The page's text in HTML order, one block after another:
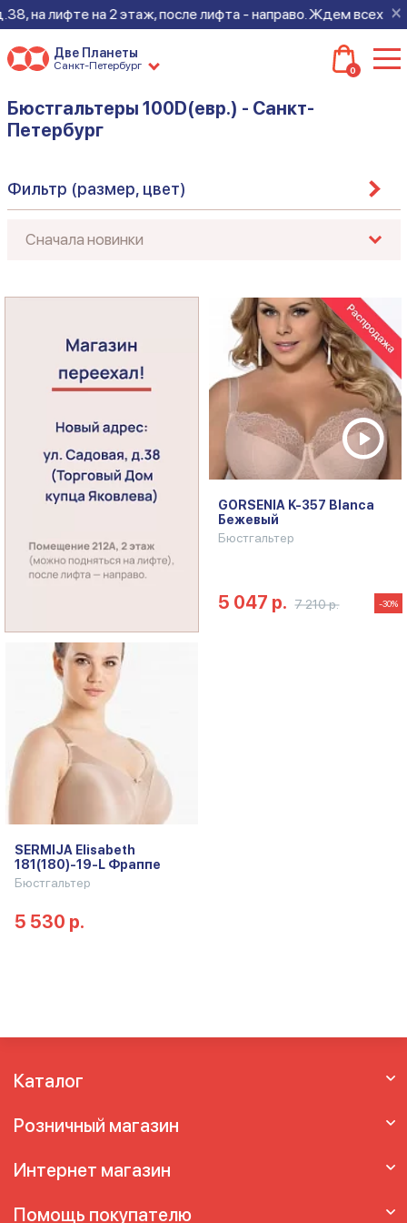
×
на лифте на 2 этаж, после лифта - направо. Ждем всех на
Две Планеты
Санкт-Петербург 0
Бюстгальтеры 100D(евр.) - Санкт-
Петербург
Фильтр (размер, цвет)
GORSENIA K-357 Blanca
Бежевый
Бюстгальтер
5 047 р. 7 210 р. -30%
SERMIJA Elisabeth
181(180)-19-L Фраппе
Бюстгальтер
5 530 р.
Каталог
Розничный магазин
Интернет магазин
Помощь покупателю